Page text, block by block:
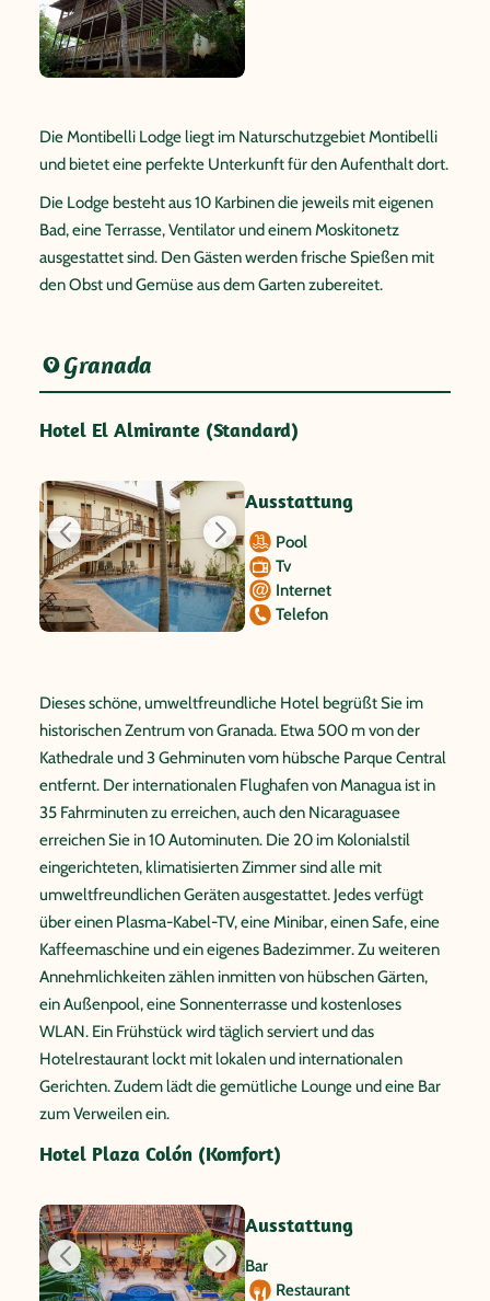
Die Montibelli Lodge liegt im Naturschutzgebiet Montibelli
und bietet eine perfekte Unterkunft für den Aufenthalt dort.
Die Lodge besteht aus 10 Karbinen die jeweils mit eigenen
Bad, eine Terrasse, Ventilator und einem Moskitonetz
ausgestattet sind. Den Gästen werden frische Spießen mit
den Obst und Gemüse aus dem Garten zubereitet.
Granada
Hotel El Almirante (Standard)
Ausstattung
Pool
Tv
Internet
Telefon
Dieses schöne, umweltfreundliche Hotel begrüßt Sie im
historischen Zentrum von Granada. Etwa 500 m von der
Kathedrale und 3 Gehminuten vom hübsche Parque Central
entfernt. Der internationalen Flughafen von Managua ist in
35 Fahrminuten zu erreichen, auch den Nicaraguasee
erreichen Sie in 10 Autominuten. Die 20 im Kolonialstil
eingerichteten, klimatisierten Zimmer sind alle mit
umweltfreundlichen Geräten ausgestattet. Jedes verfügt
über einen Plasma-Kabel-TV, eine Minibar, einen Safe, eine
Kaffeemaschine und ein eigenes Badezimmer. Zu weiteren
Annehmlichkeiten zählen inmitten von hübschen Gärten,
ein Außenpool, eine Sonnenterrasse und kostenloses
WLAN. Ein Frühstück wird täglich serviert und das
Hotelrestaurant lockt mit lokalen und internationalen
Gerichten. Zudem lädt die gemütliche Lounge und eine Bar
zum Verweilen ein.
Hotel Plaza Colón (Komfort)
Ausstattung
Bar
Restaurant